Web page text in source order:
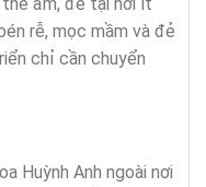
rễ, mọc mầm và đẻ
chỉ cần chuyển
Huỳnh Anh ngoài nơi